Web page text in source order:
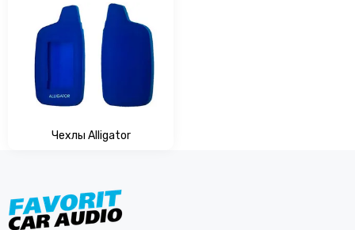
Audio nova
ACV
AURA
Avatar
Alligator
AMP by A. Vakhtin
Black Hydra
Blackview
Чехлы Alligator